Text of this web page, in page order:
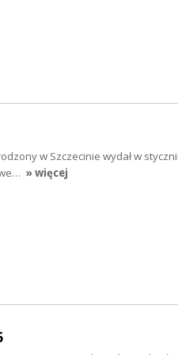
w Szczecinie wydał w
» więcej